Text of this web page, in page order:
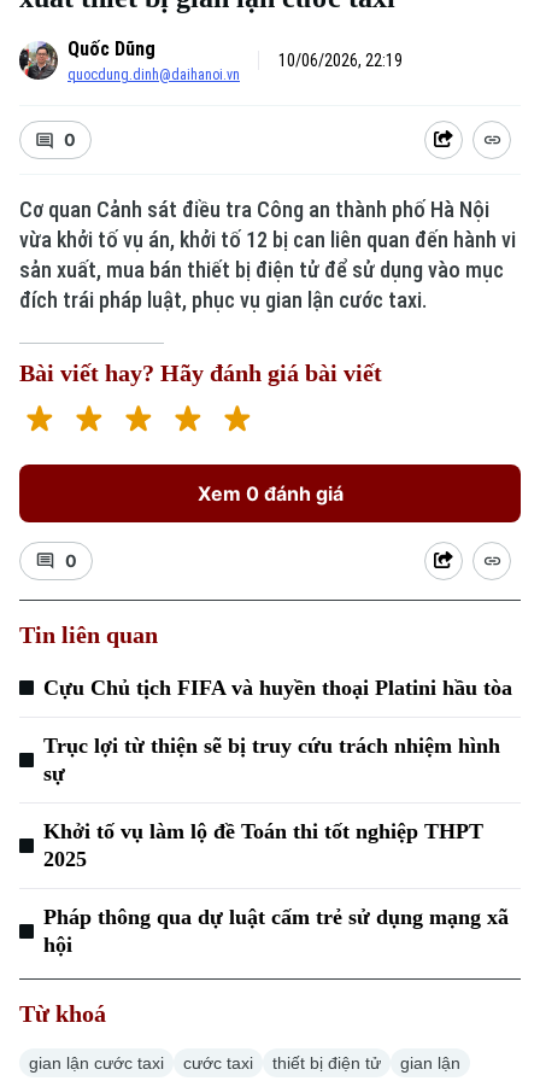
Xu hướng
Chuyên mục
Hà Nội
Hà Nội
Quốc Dũng
quocdung.dinh@daihanoi.vn
10/06/2026, 22:19
0
Cơ quan Cảnh sát điều tra Công an thành phố Hà Nội
vừa khởi tố vụ án, khởi tố 12 bị can liên quan đến hành vi
sản xuất, mua bán thiết bị điện tử để sử dụng vào mục
đích trái pháp luật, phục vụ gian lận cước taxi.
Bài viết hay? Hãy đánh giá bài viết
Xem 0 đánh giá
0
Tin liên quan
Cựu Chủ tịch FIFA và huyền thoại Platini hầu tòa
Trục lợi từ thiện sẽ bị truy cứu trách nhiệm hình
sự
Khởi tố vụ làm lộ đề Toán thi tốt nghiệp THPT
2025
Pháp thông qua dự luật cấm trẻ sử dụng mạng xã
hội
Từ khoá
gian lận cước taxi cước taxi thiết bị điện tử gian lận